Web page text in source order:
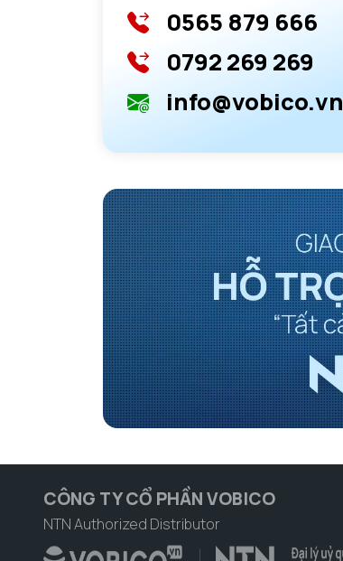
0565 879 666
0792 269 269
info@vobico.vn
CÔNG TY CỔ PHẦN VOBICO
NTN Authorized Distributor